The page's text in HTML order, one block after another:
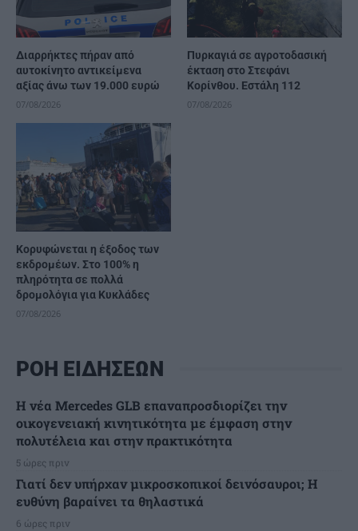
Διαρρήκτες πήραν από
αυτοκίνητο αντικείμενα
αξίας άνω των 19.000 ευρώ
07/08/2026
Πυρκαγιά σε αγροτοδασική
έκταση στο Στεφάνι
Κορίνθου. Εστάλη 112
07/08/2026
Κορυφώνεται η έξοδος των
εκδρομέων. Στο 100% η
πληρότητα σε πολλά
δρομολόγια για Κυκλάδες
07/08/2026
ΡΟΗ ΕΙΔΗΣΕΩΝ
Η νέα Mercedes GLB επαναπροσδιορίζει την
οικογενειακή κινητικότητα με έμφαση στην
πολυτέλεια και στην πρακτικότητα
5 ώρες πριν
Γιατί δεν υπήρχαν μικροσκοπικοί δεινόσαυροι; Η
ευθύνη βαραίνει τα θηλαστικά
6 ώρες πριν